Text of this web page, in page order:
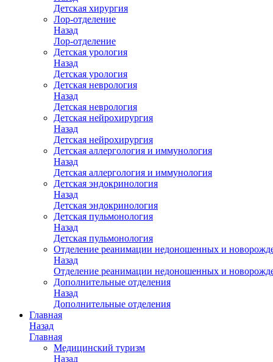
Детская хирургия
Лор-отделение
Назад
Лор-отделение
Детская урология
Назад
Детская урология
Детская неврология
Назад
Детская неврология
Детская нейрохирургия
Назад
Детская нейрохирургия
Детская аллергология и иммунология
Назад
Детская аллергология и иммунология
Детская эндокринология
Назад
Детская эндокринология
Детская пульмонология
Назад
Детская пульмонология
Отделение реанимации недоношенных и
Назад
Отделение реанимации недоношенных и
Дополнительные отделения
Назад
Дополнительные отделения
Главная
Назад
Главная
Медицинский туризм
Назад